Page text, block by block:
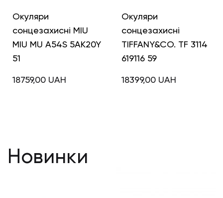
Окуляри
сонцезахисні MIU
MIU MU A54S 5AK20Y
51
18759,00 UAH
Окуляри
сонцезахисні
TIFFANY&CO. TF 3114
619116 59
18399,00 UAH
Новинки